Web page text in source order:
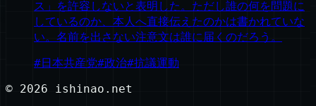
ス」を許容しないと表明した。ただし誰の何を問題に
しているのか、本人へ直接伝えたのかは書かれていな
い。名前を出さない注意文は誰に届くのだろう。
#日本共産党#政治#抗議運動
© 2026
ishinao.net